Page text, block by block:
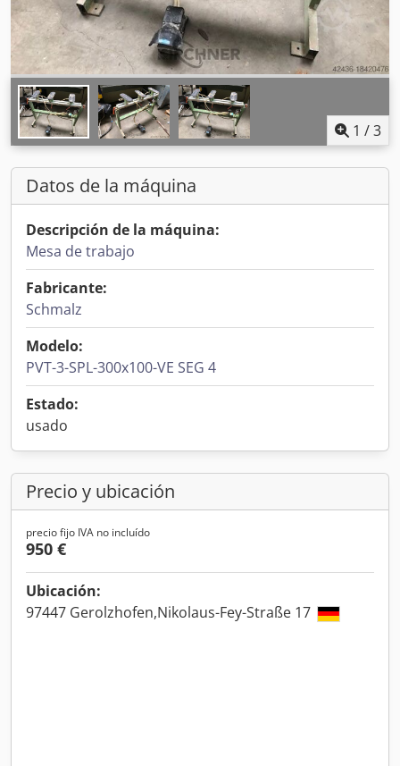
1 /3
Datos de la máquina
Descripción de la máquina:
Mesa de trabajo
Fabricante:
Schmalz
Modelo:
PVT-3-SPL-300x100-VE SEG 4
Estado:
usado
Precio y ubicación
precio fijo IVA no incluído
950 €
Ubicación:
97447 Gerolzhofen,Nikolaus-Fey-Straße 17